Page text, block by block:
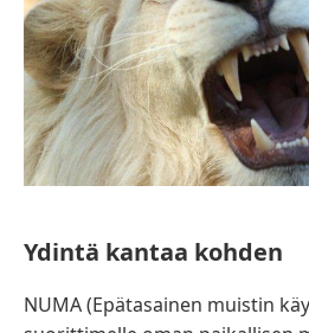
Ydintä kantaa kohden
NUMA (Epätasainen muistin